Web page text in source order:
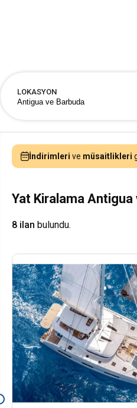
LOKASYON
İndirimleri ve müsaitlikleri
Yat Kiralama
8 ilan bulundu.